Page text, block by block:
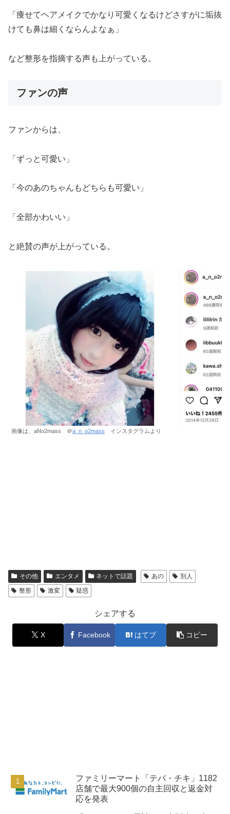
「痩せてヘアメイクでかなり可愛くなるけどさすがに垢抜
けても鼻は細くならんよなぁ」
など整形を指摘する声も上がっている。
ファンの声
ファンからは、
「ずっと可愛い」
「今のあのちゃんもどちらも可愛い」
「全部かわいい」
と絶賛の声が上がっている。
画像は、aNo2mass ＠a_n_o2mass インスタグラムより
その他 エンタメ ネットで話題 あの
別人
整形
激変 疑惑
シェアする
X Facebook はてブ コピー
ファミリーマート「テバ・チキ」1182
店舗で最大900個の自主回収と返金対
応を発表